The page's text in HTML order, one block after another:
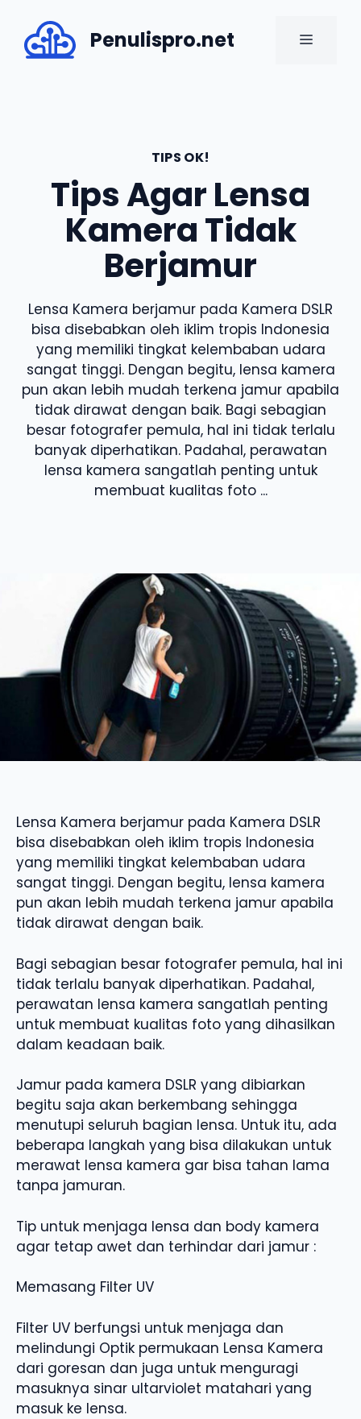
content
Penulispro.net MENU
TIPS OK!
Tips Agar Lensa
Kamera Tidak
Berjamur
Lensa Kamera berjamur pada Kamera DSLR
bisa disebabkan oleh iklim tropis Indonesia
yang memiliki tingkat kelembaban udara
sangat tinggi. Dengan begitu, lensa kamera
pun akan lebih mudah terkena jamur apabila
tidak dirawat dengan baik. Bagi sebagian
besar fotografer pemula, hal ini tidak terlalu
banyak diperhatikan. Padahal, perawatan
lensa kamera sangatlah penting untuk
membuat kualitas foto ...
Lensa Kamera berjamur pada Kamera DSLR
bisa disebabkan oleh iklim tropis Indonesia
yang memiliki tingkat kelembaban udara
sangat tinggi. Dengan begitu, lensa kamera
pun akan lebih mudah terkena jamur apabila
tidak dirawat dengan baik.
Bagi sebagian besar fotografer pemula, hal ini
tidak terlalu banyak diperhatikan. Padahal,
perawatan lensa kamera sangatlah penting
untuk membuat kualitas foto yang dihasilkan
dalam keadaan baik.
Jamur pada kamera DSLR yang dibiarkan
begitu saja akan berkembang sehingga
menutupi seluruh bagian lensa. Untuk itu, ada
beberapa langkah yang bisa dilakukan untuk
merawat lensa kamera gar bisa tahan lama
tanpa jamuran.
Tip untuk menjaga lensa dan body kamera
agar tetap awet dan terhindar dari jamur :
Memasang Filter UV
Filter UV berfungsi untuk menjaga dan
melindungi Optik permukaan Lensa Kamera
dari goresan dan juga untuk menguragi
masuknya sinar ultarviolet matahari yang
masuk ke lensa.